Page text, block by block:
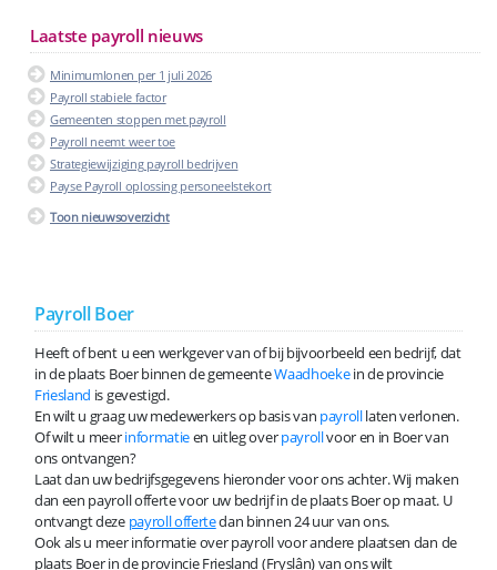
Laatste payroll nieuws
Minimumlonen per 1 juli 2026
Payroll stabiele factor
Gemeenten stoppen met payroll
Payroll neemt weer toe
Strategiewijziging payroll bedrijven
Payse Payroll oplossing personeelstekort
Toon nieuwsoverzicht
Payroll Boer
Heeft of bent u een werkgever van of bij bijvoorbeeld een bedrijf, dat
in de plaats Boer binnen de gemeenteWaadhoekein de provincie
Friesland is gevestigd.
En wilt u graag uw medewerkers op basis van payrolllaten verlonen.
Of wilt u meerinformatieen uitleg overpayrollvoor en in Boer van
ons ontvangen?
Laat dan uw bedrijfsgegevens hieronder voor ons achter. Wij maken
dan een payroll offerte voor uw bedrijf in de plaats Boer op maat. U
ontvangt deze payroll offertedan binnen 24 uur van ons.
Ook als u meer informatie over payroll voor andere plaatsen dan de
plaats Boer in de provincie Friesland (Fryslân) van ons wilt